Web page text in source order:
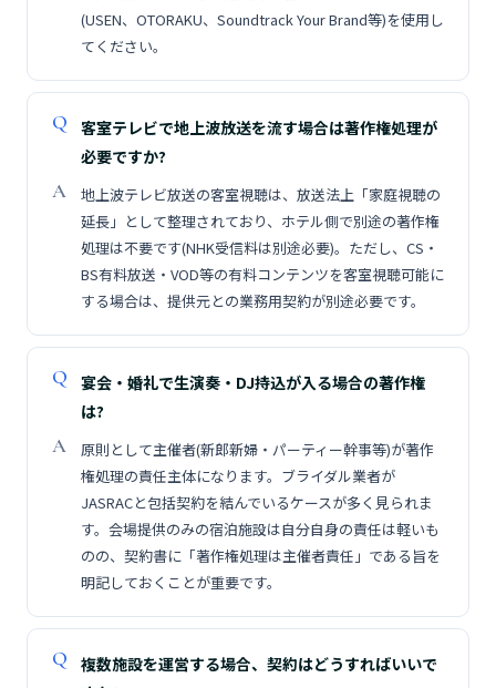
(USEN、OTORAKU、Soundtrack Your Brand等)を使用し
てください。
客室テレビで地上波放送を流す場合は著作権処理が
必要ですか?
地上波テレビ放送の客室視聴は、放送法上「家庭視聴の
延長」として整理されており、ホテル側で別途の著作権
処理は不要です(NHK受信料は別途必要)。ただし、CS・
BS有料放送・VOD等の有料コンテンツを客室視聴可能に
する場合は、提供元との業務用契約が別途必要です。
宴会・婚礼で生演奏・DJ持込が入る場合の著作権
は?
原則として主催者(新郎新婦・パーティー幹事等)が著作
権処理の責任主体になります。ブライダル業者が
JASRACと包括契約を結んでいるケースが多く見られま
す。会場提供のみの宿泊施設は自分自身の責任は軽いも
のの、契約書に「著作権処理は主催者責任」である旨を
明記しておくことが重要です。
複数施設を運営する場合、契約はどうすればいいで